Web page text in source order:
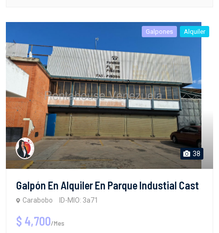
Galpones Alquiler
38
Galpón En Alquiler En Parque Industial Cast
Carabobo ID-MIO: 3a71
$ 4,700/Mes